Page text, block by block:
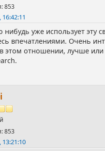
853
16:42:11
уже использует эту
впечатлениями. Очень
этом отношении, лучше или
853
13:21:10